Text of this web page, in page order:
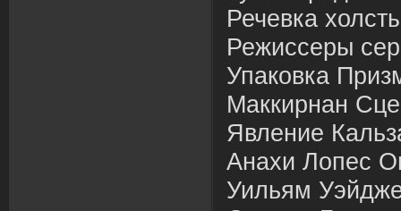
Речевка
Режиссеры
Упаковка
Маккирнан
Явление
Анахи Лопес
Уильям